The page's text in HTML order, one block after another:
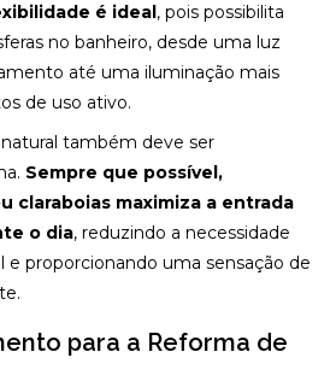
é ideal, pois possibilita
no banheiro, desde uma luz
até uma iluminação mais
de uso ativo.
também deve ser
Sempre que possível,
claraboias maximiza a entrada
o dia, reduzindo a necessidade
e proporcionando uma sensação de
para a Reforma de